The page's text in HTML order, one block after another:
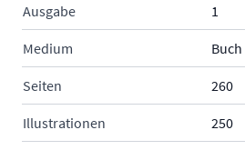
Ausgabe 1
Medium Buch
Seiten 260
Illustrationen 250